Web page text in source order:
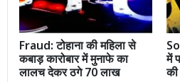
Fraud: टोहाना की महिला से
कबाड़ कारोबार में मुनाफे का
लालच देकर ठगे 70 लाख
में